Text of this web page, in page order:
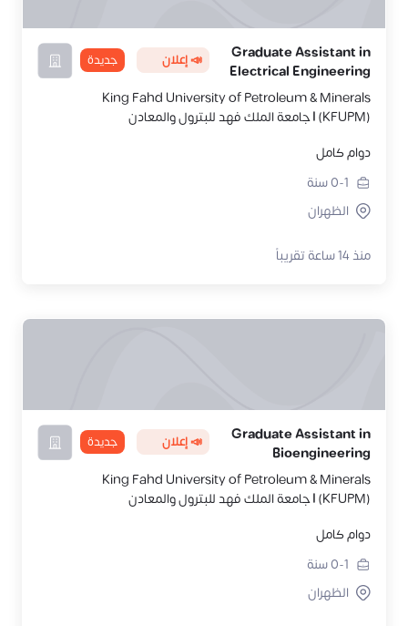
Graduate Assistant in
Electrical Engineering
📣 إعلان جديدة
King Fahd University of Petroleum & Minerals
(KFUPM) | جامعة الملك فهد للبترول والمعادن
دوام كامل
0-1سنة
الظهران
منذ 14 ساعة تقريباً
Graduate Assistant in
Bioengineering
📣 إعلان جديدة
King Fahd University of Petroleum & Minerals
(KFUPM) | جامعة الملك فهد للبترول والمعادن
دوام كامل
0-1سنة
الظهران